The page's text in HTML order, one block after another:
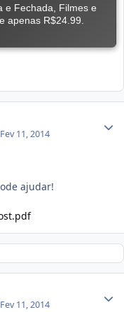
Fev 11, 2014
ajudar!
Fev 11, 2014